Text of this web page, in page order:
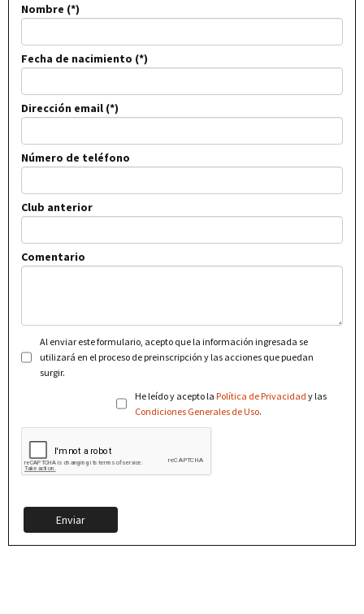
Nombre
Fecha de nacimiento
Dirección email
Número de teléfono
Club anterior
Comentario
Al enviar este formulario, acepto que la información ingresada se
utilizará en el proceso de preinscripción y las acciones que puedan
surgir.
He leído y acepto la Política de Privacidad y las
Condiciones Generales de Uso.
Enviar